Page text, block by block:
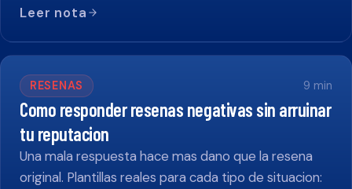
Leer nota
RESENAS 9 min
Como responder resenas negativas sin arruinar
tu reputacion
Una mala respuesta hace mas dano que la resena
original. Plantillas reales para cada tipo de situacion: